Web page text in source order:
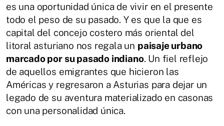
es una oportunidad única de vivir en el presente
todo el peso de su pasado. Y es que la que es
capital del concejo costero más oriental del
litoral asturiano nos regala un paisaje urbano
marcado por su pasado indiano. Un fiel reflejo
de aquellos emigrantes que hicieron las
Américas y regresaron a Asturias para dejar un
legado de su aventura materializado en casonas
con una personalidad única.